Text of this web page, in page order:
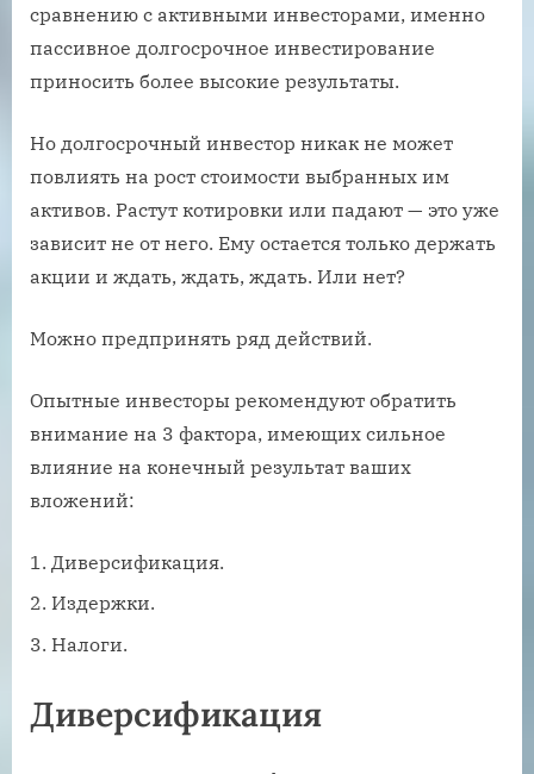
сравнению с активными инвесторами, именно
пассивное долгосрочное инвестирование
приносить более высокие результаты.
Но долгосрочный инвестор никак не может
повлиять на рост стоимости выбранных им
активов. Растут котировки или падают — это уже
зависит не от него. Ему остается только держать
акции и ждать, ждать, ждать. Или нет?
Можно предпринять ряд действий.
Опытные инвесторы рекомендуют обратить
внимание на 3 фактора, имеющих сильное
влияние на конечный результат ваших
вложений:
Диверсификация.
Издержки.
Налоги.
Диверсификация